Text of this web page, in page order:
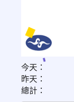
link
to
https://
今天：
昨天：
總計：